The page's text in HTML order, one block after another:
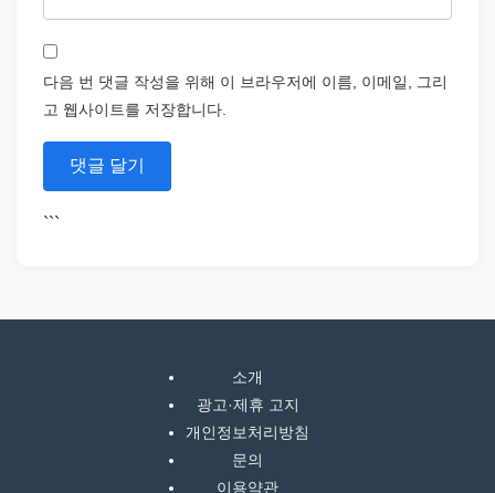
다음 번 댓글 작성을 위해 이 브라우저에 이름, 이메일, 그리
고 웹사이트를 저장합니다.
```
소개
광고·제휴 고지
개인정보처리방침
문의
이용약관